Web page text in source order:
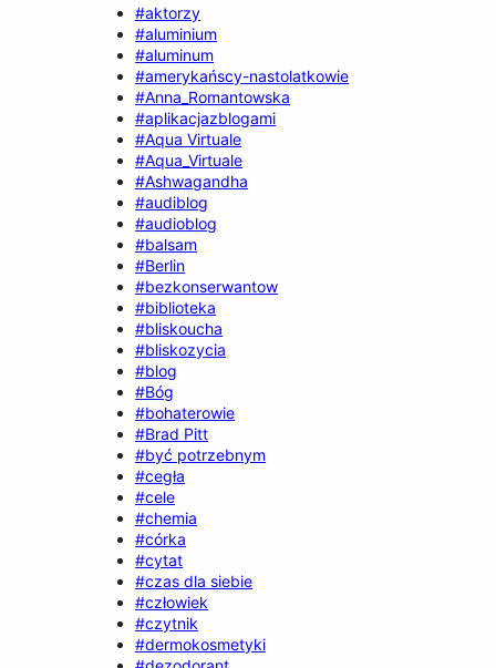
#aktorzy
#aluminium
#aluminum
#amerykańscy-nastolatkowie
#Anna_Romantowska
#aplikacjazblogami
#Aqua Virtuale
#Aqua_Virtuale
#Ashwagandha
#audiblog
#audioblog
#balsam
#Berlin
#bezkonserwantow
#biblioteka
#bliskoucha
#bliskozycia
#blog
#Bóg
#bohaterowie
#Brad Pitt
#być potrzebnym
#cegła
#cele
#chemia
#córka
#cytat
#czas dla siebie
#człowiek
#czytnik
#dermokosmetyki